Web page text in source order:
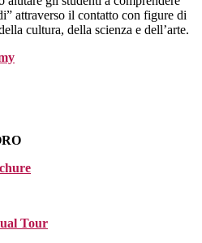
attraverso il contatto con figure di
cultura, della scienza e dell’arte.
Tour